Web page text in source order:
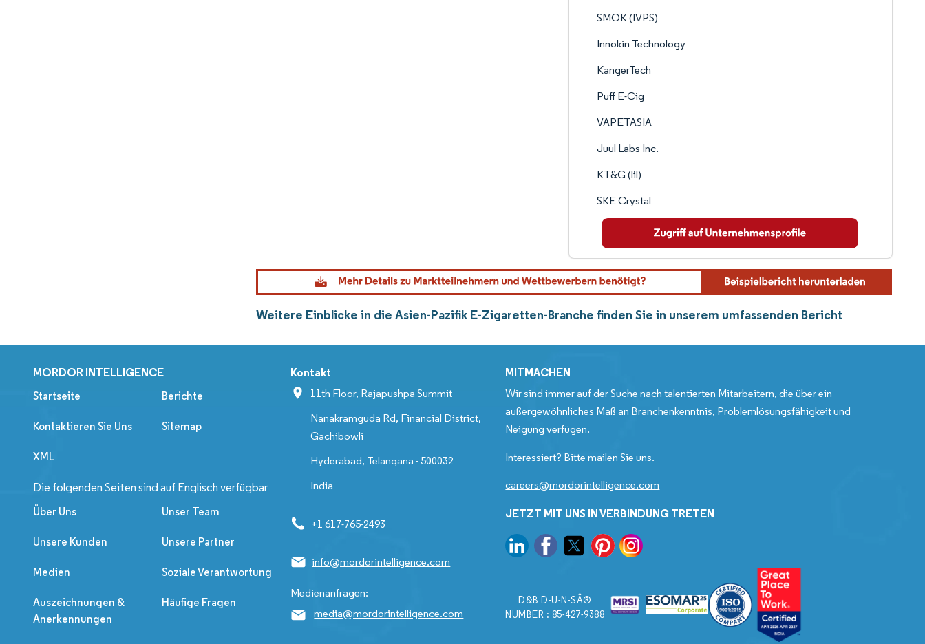
SMOK (IVPS)
Innokin Technology
KangerTech
Puff E-Cig
VAPETASIA
Juul Labs Inc.
KT&G (lil)
SKE Crystal
Weitere Einblicke in die Asien-Pazifik E-Zigaretten-Branche finden Sie in unserem umfassenden Bericht
MORDOR INTELLIGENCE
Startseite Berichte
Kontaktieren Sie Uns Sitemap
XML
Die folgenden Seiten sind auf Englisch verfügbar
Über Uns Unser Team
Unsere Kunden Unsere Partner
Medien Soziale Verantwortung
Auszeichnungen &
Anerkennungen
Häufige Fragen
Kontakt
11th Floor, Rajapushpa Summit
Nanakramguda Rd, Financial District,
Gachibowli
Hyderabad, Telangana - 500032
India
+1 617-765-2493
info@mordorintelligence.com
Medienanfragen:
media@mordorintelligence.com
MITMACHEN
Wir sind immer auf der Suche nach talentierten Mitarbeitern, die über ein
außergewöhnliches Maß an Branchenkenntnis, Problemlösungsfähigkeit und
Neigung verfügen.
Interessiert? Bitte mailen Sie uns.
careers@mordorintelligence.com
JETZT MIT UNS IN VERBINDUNG TRETEN
D&B D-U-N-SÂ®
NUMBER : 85-427-9388